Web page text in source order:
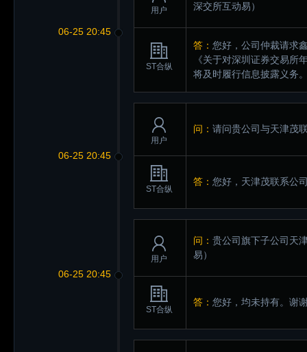
06-25 20:45
用户
深交所互动易）
ST合纵
答： 您好，公司仲裁请求
《关于对深圳证券交易
将及时履行信息披露义务
06-25 20:45
用户
问： 请问贵公司与天津茂
ST合纵
答： 您好，天津茂联系公
06-25 20:45
用户
问： 贵公司旗下子公司天
易）
ST合纵
答： 您好，均未持有。谢